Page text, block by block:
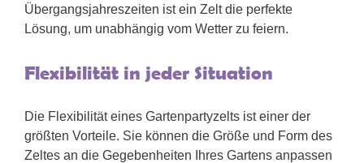
Übergangsjahreszeiten ist ein Zelt die perfekte
Lösung, um unabhängig vom Wetter zu feiern.
Flexibilität in jeder Situation
Die Flexibilität eines Gartenpartyzelts ist einer der
größten Vorteile. Sie können die Größe und Form des
Zeltes an die Gegebenheiten Ihres Gartens anpassen